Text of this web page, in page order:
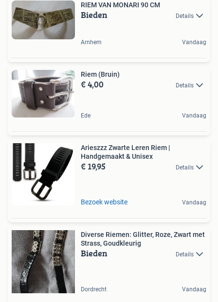
RIEM VAN MONARI 90 CM
Bieden Details
Arnhem Vandaag
Riem (Bruin)
€ 4,00 Details
Ede Vandaag
Arieszzz Zwarte Leren Riem |
Handgemaakt & Unisex
€ 19,95 Details
Bezoek website Vandaag
Diverse Riemen: Glitter, Roze, Zwart met
Strass, Goudkleurig
Bieden Details
Dordrecht Vandaag